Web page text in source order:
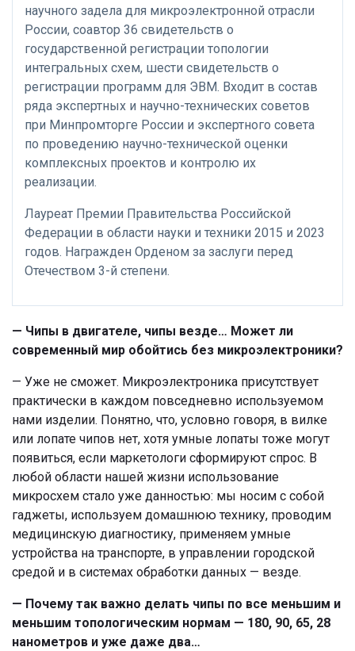
научного задела для микроэлектронной отрасли
России, соавтор 36 свидетельств о
государственной регистрации топологии
интегральных схем, шести свидетельств о
регистрации программ для ЭВМ. Входит в состав
ряда экспертных и научно-технических советов
при Минпромторге России и экспертного совета
по проведению научно-технической оценки
комплексных проектов и контролю их
реализации.
Лауреат Премии Правительства Российской
Федерации в области науки и техники 2015 и 2023
годов. Награжден Орденом за заслуги перед
Отечеством 3-й степени.
— Чипы в двигателе, чипы везде… Может ли
современный мир обойтись без микроэлектроники?
— Уже не сможет. Микроэлектроника присутствует
практически в каждом повседневно используемом
нами изделии. Понятно, что, условно говоря, в вилке
или лопате чипов нет, хотя умные лопаты тоже могут
появиться, если маркетологи сформируют спрос. В
любой области нашей жизни использование
микросхем стало уже данностью: мы носим с собой
гаджеты, используем домашнюю технику, проводим
медицинскую диагностику, применяем умные
устройства на транспорте, в управлении городской
средой и в системах обработки данных — везде.
— Почему так важно делать чипы по все меньшим и
меньшим топологическим нормам — 180, 90, 65, 28
нанометров и уже даже два…